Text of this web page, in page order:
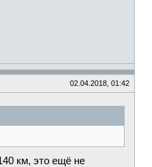
02.04.2018, 01:42
км, это ещё не